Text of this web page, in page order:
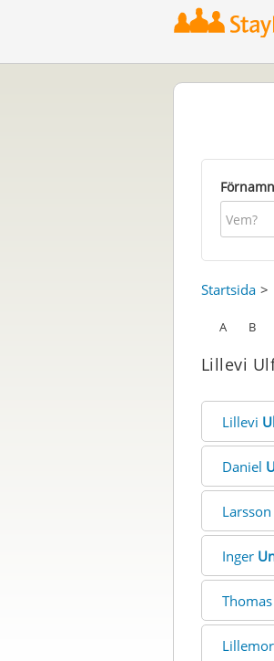
Startsida
A B
Lillevi
Lillevi
Daniel
Larsson
Inger
Thomas
Lillemor